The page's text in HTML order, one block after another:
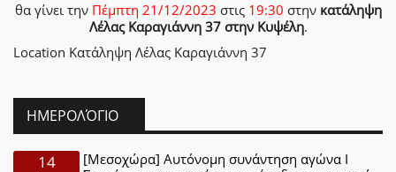
θα γίνει την Πέμπτη 21/12/2023 στις 19:30 στην κατάληψη
Λέλας Καραγιάννη 37 στην Κυψέλη.
Location Κατάληψη Λέλας Καραγιάννη 37
ΗΜΕΡΟΛΌΓΙΟ
14
[Μεσοχώρα] Αυτόνομη συνάντηση αγώνα Ι